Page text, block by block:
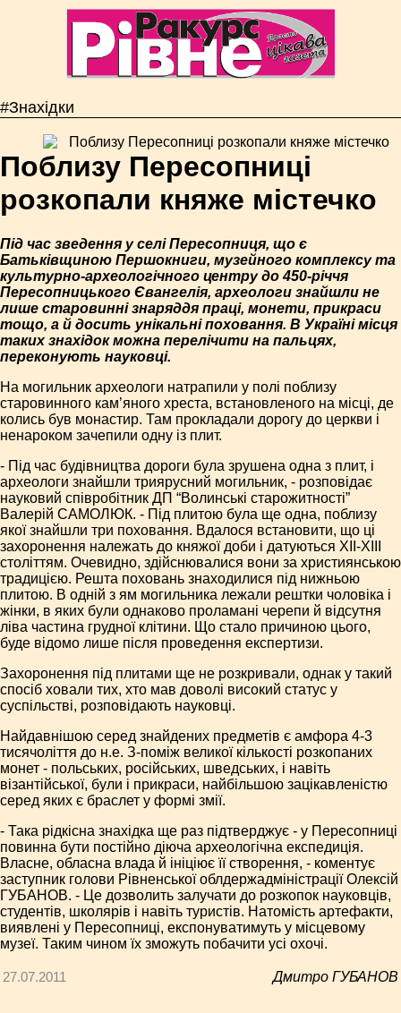
#Знахідки
Поблизу Пересопниці
розкопали княже містечко
Під час зведення у селі Пересопниця, що є
Батьківщиною Першокниги, музейного комплексу та
культурно-археологічного центру до 450-річчя
Пересопницького Євангелія, археологи знайшли не
лише старовинні знаряддя праці, монети, прикраси
тощо, а й досить унікальні поховання. В Україні місця
таких знахідок можна перелічити на пальцях,
переконують науковці.
На могильник археологи натрапили у полі поблизу
старовинного кам’яного хреста, встановленого на місці, де
колись був монастир. Там прокладали дорогу до церкви і
ненароком зачепили одну із плит.
- Під час будівництва дороги була зрушена одна з плит, і
археологи знайшли триярусний могильник, - розповідає
науковий співробітник ДП “Волинські старожитності”
Валерій САМОЛЮК. - Під плитою була ще одна, поблизу
якої знайшли три поховання. Вдалося встановити, що ці
захоронення належать до княжої доби і датуються ХІІ-ХІІІ
століттям. Очевидно, здійснювалися вони за християнською
традицією. Решта поховань знаходилися під нижньою
плитою. В одній з ям могильника лежали рештки чоловіка і
жінки, в яких були однаково проламані черепи й відсутня
ліва частина грудної клітини. Що стало причиною цього,
буде відомо лише після проведення експертизи.
Захоронення під плитами ще не розкривали, однак у такий
спосіб ховали тих, хто мав доволі високий статус у
суспільстві, розповідають науковці.
Найдавнішою серед знайдених предметів є амфора 4-3
тисячоліття до н.е. З-поміж великої кількості розкопаних
монет - польських, російських, шведських, і навіть
візантійської, були і прикраси, найбільшою зацікавленістю
серед яких є браслет у формі змії.
- Така рідкісна знахідка ще раз підтверджує - у Пересопниці
повинна бути постійно діюча археологічна експедиція.
Власне, обласна влада й ініціює її створення, - коментує
заступник голови Рівненської облдержадміністрації Олексій
ГУБАНОВ. - Це дозволить залучати до розкопок науковців,
студентів, школярів і навіть туристів. Натомість артефакти,
виявлені у Пересопниці, експонуватимуть у місцевому
музеї. Таким чином їх зможуть побачити усі охочі.
27.07.2011 Дмитро ГУБАНОВ